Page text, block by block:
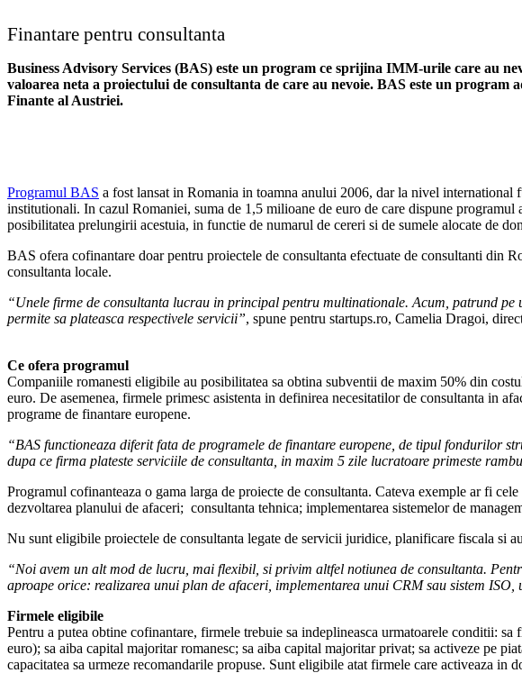
Finantare pentru consultanta
Business Advisory Services (BAS) este un program ce sprijina IMM-urile care au
valoarea neta a proiectului de consultanta de care au nevoie. BAS este un
Finante al Austriei.
Programul BAS a fost lansat in Romania in toamna anului 2006, dar la nivel
institutionali. In cazul Romaniei, suma de 1,5 milioane de euro de care dispune
posibilitatea prelungirii acestuia, in functie de numarul de cereri si de sumele alocate de
BAS ofera cofinantare doar pentru proiectele de consultanta efectuate de consultanti din
consultanta locale.
“Unele firme de consultanta lucrau in principal pentru multinationale. Acum, patrund
permite sa plateasca respectivele servicii”, spune pentru startups.ro, Camelia Dragoi,
Ce ofera programul
Companiile romanesti eligibile au posibilitatea sa obtina subventii de maxim 50% din
euro. De asemenea, firmele primesc asistenta in definirea necesitatilor de consultanta in
programe de finantare europene.
“BAS functioneaza diferit fata de programele de finantare europene, de tipul fondurilor
dupa ce firma plateste serviciile de consultanta, in maxim 5 zile lucratoare primeste
Programul cofinanteaza o gama larga de proiecte de consultanta. Cateva exemple ar fi
dezvoltarea planului de afaceri; consultanta tehnica; implementarea sistemelor de
Nu sunt eligibile proiectele de consultanta legate de servicii juridice, planificare fiscala si
“Noi avem un alt mod de lucru, mai flexibil, si privim altfel notiunea de consultanta.
aproape orice: realizarea unui plan de afaceri, implementarea unui CRM sau sistem
Firmele eligibile
Pentru a putea obtine cofinantare, firmele trebuie sa indeplineasca urmatoarele conditii:
euro); sa aiba capital majoritar romanesc; sa aiba capital majoritar privat; sa activeze pe
capacitatea sa urmeze recomandarile propuse. Sunt eligibile atat firmele care activeaza in